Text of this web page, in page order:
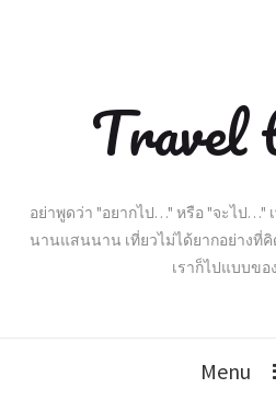
Travel
อย่าพูดว่า "อยากไป…" หรือ "จะไป…"
นานแสนนาน เที่ยวไม่ได้ยากอย่างที่
เราก็ไปแบบขอ
Menu